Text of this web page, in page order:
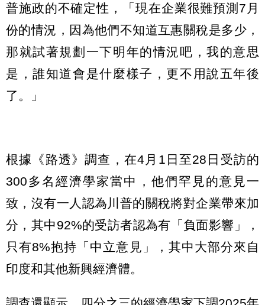
普施政的不確定性，「現在企業很難預測7月
份的情況，因為他們不知道互惠關稅是多少，
那就試著規劃一下明年的情況吧，我的意思
是，誰知道會是什麼樣子，更不用說五年後
了。」
根據《路透》調查，在4月1日至28日受訪的
300多名經濟學家當中，他們罕見的意見一
致，沒有一人認為川普的關稅將對企業帶來加
分，其中92%的受訪者認為有「負面影響」，
只有8%抱持「中立意見」，其中大部分來自
印度和其他新興經濟體。